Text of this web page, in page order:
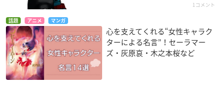
1コメント
話題 アニメ マンガ
心を支えてくれる“女性キャラク
ターによる名言”！セーラマー
ズ・灰原哀・木之本桜など